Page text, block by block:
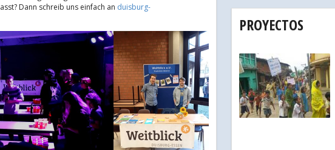
Dann schreib uns einfach an duisburg-
PROYECTOS